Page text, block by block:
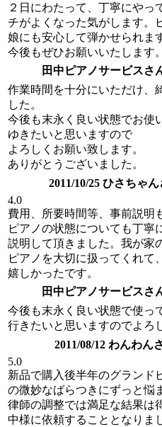
２日にわたって、丁寧にやっ
チがよくなった気がします。
娘にも安心して弾かせられま
今後もぜひお願いいたします。
田中ピアノサービスさ
作業時間を十分にいただけ、
した。
今後も末永く良い状態でお
ゆきたいと思いますので
よろしくお願い致します。
ありがとうございました。
2011/10/25 ひさちゃ
4.0
費用、所要時間等、事前説明
ピアノの状態についても丁寧
説明して頂きました。我が家
ピアノを大切に扱ってくれて、
嬉しかったです。
田中ピアノサービスさ
今後も末永く良い状態で使っ
行きたいと思いますのでよろ
2011/08/12 わんわん
5.0
新品で購入後半年のグランド
の微妙なばらつきにずっと悩
律師の調整では満足な結果は
中様に依頼することとなりま